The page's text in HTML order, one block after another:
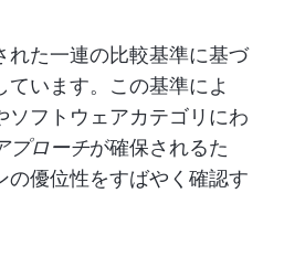
れた一連の比較基準に基づ
います。この基準によ
ソフトウェアカテゴリにわ
プローチが確保されるた
の優位性をすばやく確認す